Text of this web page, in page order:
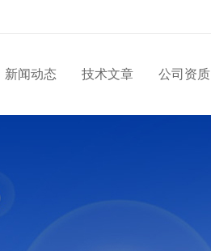
新闻动态 技术文章 公司资质